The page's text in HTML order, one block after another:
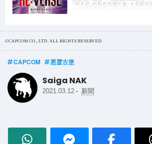
「明天君」的角色宣傳片後，大家都
©CAPCOM CO., LTD. ALL RIGHTS RESERVED.
CAPCOM 悪霊古堡
Saiga NAK
2021.03.12 - 新聞